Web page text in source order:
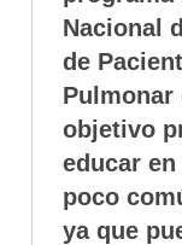
Nacional
de
Pulmonar
objetivo
educar
poco
ya que